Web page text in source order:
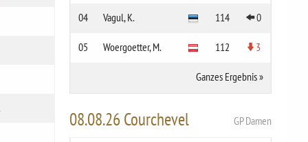
04 Vagul, K. 114 0
05 Woergoetter, M. 112 3
Ganzes Ergebnis»
08.08.26 Courchevel GP Damen